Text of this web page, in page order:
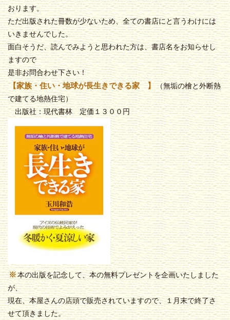
おります。
ただ出版された冊数が少ないため、全ての書店にと言うわけには
いきませんでした。
面白そうだ、読んでみようと思われた方は、書店名をお知らせし
ますので
是非お問合わせ下さい！
【家族・住い・地球が長生きできる家 】（無垢の檜と外断熱
で建てる地熱住宅）
出版社：現代書林 定価１３００円
※本の出版を記念して、本の無料プレゼントを企画いたしました
が、
現在、本屋さんの店頭で販売されていますので、１月末で終了さ
せて頂きました。